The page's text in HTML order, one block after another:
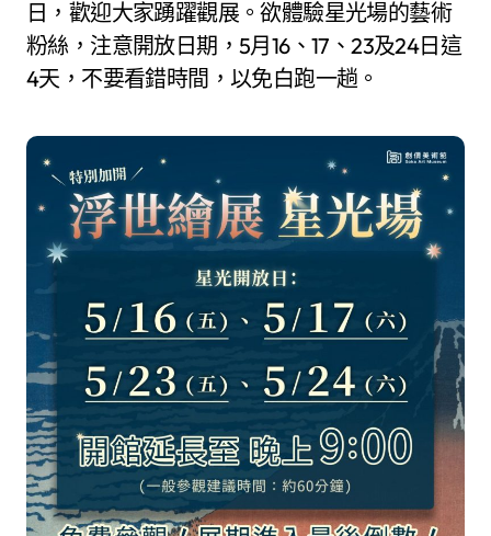
日，歡迎大家踴躍觀展。欲體驗星光場的藝術
粉絲，注意開放日期，5月16、17、23及24日這
4天，不要看錯時間，以免白跑一趟。